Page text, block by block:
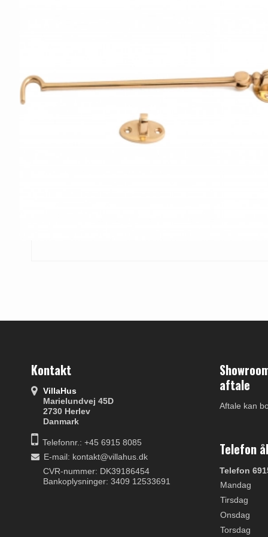
Kontakt
VillaHus
Marielundvej 45D
2730 Herlev
Danmark
Telefonnr.: +45 6915 8085
E-mail: kontakt@villahus.dk
CVR-nummer: DK39186454
Bankoplysninger: 3409 12533691
aftale
Aftale kan
Telefon
Telefon
Mandag
Tirsdag
Onsdag
Torsdag